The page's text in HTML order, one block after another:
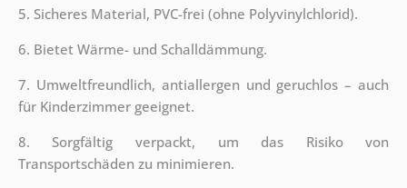
5. Sicheres Material, PVC-frei (ohne Polyvinylchlorid).
6. Bietet Wärme- und Schalldämmung.
7. Umweltfreundlich, antiallergen und geruchlos – auch
für Kinderzimmer geeignet.
8. Sorgfältig verpackt, um das Risiko von
Transportschäden zu minimieren.